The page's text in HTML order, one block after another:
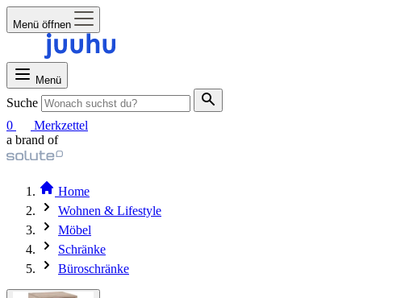
Menü öffnen
Menü
Suche
0
Merkzettel
a brand of
Home
Wohnen & Lifestyle
Möbel
Schränke
Büroschränke